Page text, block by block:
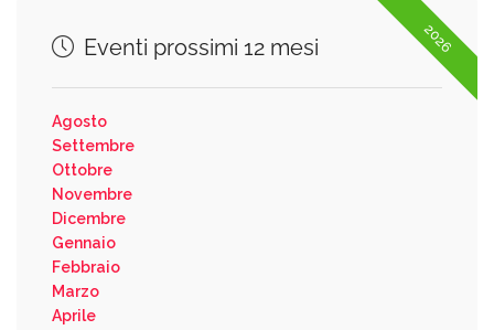
2026
Eventi prossimi 12 mesi
Agosto
Settembre
Ottobre
Novembre
Dicembre
Gennaio
Febbraio
Marzo
Aprile